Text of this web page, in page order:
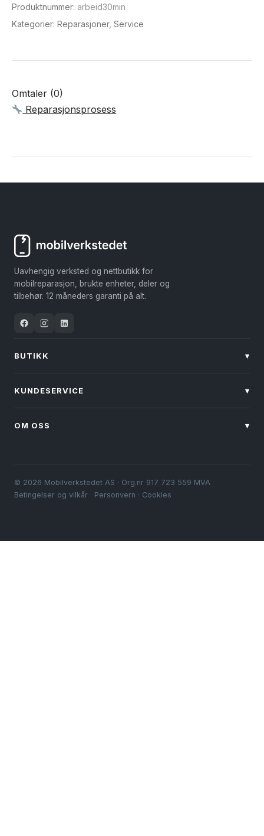
Produktnummer: arbeid30min
Kategorier: Reparasjoner, Service
Omtaler (0)
Reparasjonsprosess
Uavhengig verksted og nettbutikk for
mobilreparasjon, brukte enheter, deler og
tilbehør. 12 måneders garanti på alt.
BUTIKK ▾
KUNDESERVICE ▾
OM OSS ▾
© 2026 Mobilverkstedet AS · Org.nr 917 723 559 MVA
Betingelser og vilkår · Personvern · Cookies